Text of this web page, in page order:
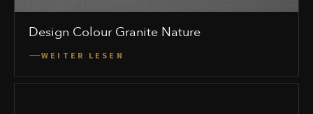
Design Colour Granite Nature
WEITER LESEN